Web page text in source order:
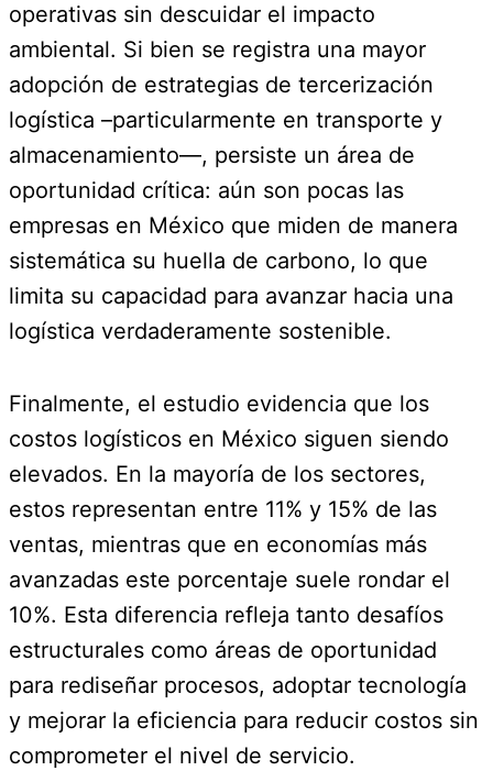
operativas sin descuidar el impacto
ambiental. Si bien se registra una mayor
adopción de estrategias de tercerización
logística –particularmente en transporte y
almacenamiento—, persiste un área de
oportunidad crítica: aún son pocas las
empresas en México que miden de manera
sistemática su huella de carbono, lo que
limita su capacidad para avanzar hacia una
logística verdaderamente sostenible.
Finalmente, el estudio evidencia que los
costos logísticos en México siguen siendo
elevados. En la mayoría de los sectores,
estos representan entre 11% y 15% de las
ventas, mientras que en economías más
avanzadas este porcentaje suele rondar el
10%. Esta diferencia refleja tanto desafíos
estructurales como áreas de oportunidad
para rediseñar procesos, adoptar tecnología
y mejorar la eficiencia para reducir costos sin
comprometer el nivel de servicio.